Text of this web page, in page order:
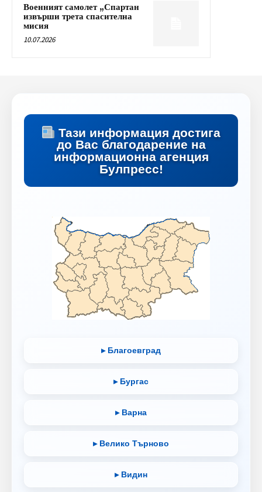
Военният самолет „Спартан
извърши трета спасителна
мисия
10.07.2026
Тази информация достига
до Вас благодарение на
информационна агенция
Булпресс!
▸ Благоевград
▸ Бургас
▸ Варна
▸ Велико Търново
▸ Видин